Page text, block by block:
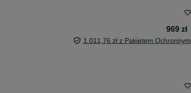
969 zł
1 011,76 zł z Pakietem Ochronnym